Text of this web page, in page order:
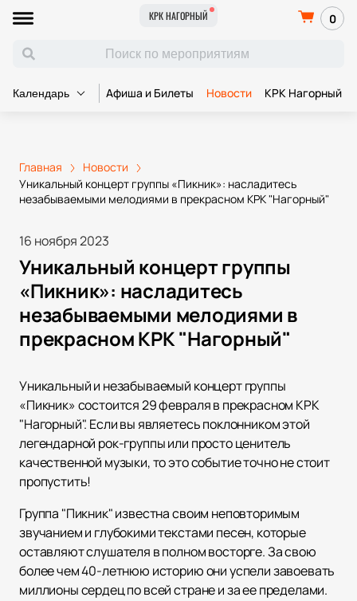
КРК НАГОРНЫЙ 0
Календарь Афиша и Билеты Новости КРК Нагорный
Главная
Новости
Уникальный концерт группы «Пикник»: насладитесь
незабываемыми мелодиями в прекрасном КРК "Нагорный"
16 ноября 2023
Уникальный концерт группы
«Пикник»: насладитесь
незабываемыми мелодиями в
прекрасном КРК "Нагорный"
Уникальный и незабываемый концерт группы
«Пикник» состоится 29 февраля в прекрасном КРК
"Нагорный". Если вы являетесь поклонником этой
легендарной рок-группы или просто ценитель
качественной музыки, то это событие точно не стоит
пропустить!
Группа "Пикник" известна своим неповторимым
звучанием и глубокими текстами песен, которые
оставляют слушателя в полном восторге. За свою
более чем 40-летнюю историю они успели завоевать
миллионы сердец по всей стране и за ее пределами.